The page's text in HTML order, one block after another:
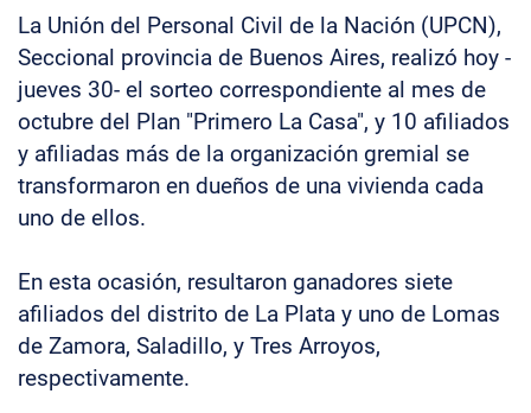
La Unión del Personal Civil de la Nación (UPCN),
Seccional provincia de Buenos Aires, realizó hoy -
jueves 30- el sorteo correspondiente al mes de
octubre del Plan "Primero La Casa", y 10 afiliados
y afiliadas más de la organización gremial se
transformaron en dueños de una vivienda cada
uno de ellos.
En esta ocasión, resultaron ganadores siete
afiliados del distrito de La Plata y uno de Lomas
de Zamora, Saladillo, y Tres Arroyos,
respectivamente.